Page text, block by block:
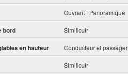
Ouvrant | Panoramique
bord Similicuir
en hauteur Conducteur et passager
Similicuir